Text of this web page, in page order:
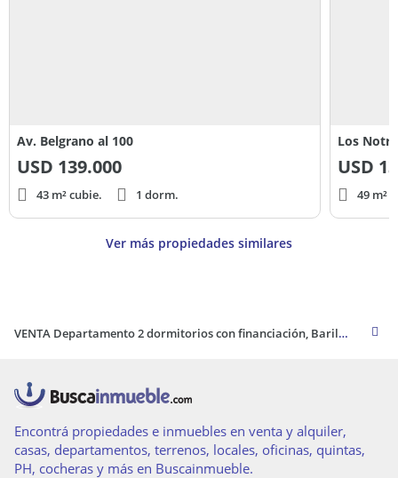
Av. Belgrano al 100
USD 139.000
43 m² cubie. 1 dorm.
Los
USD
49 m²
Ver más propiedades similares
VENTA Departamento 2 dormitorios con financiación, Bariloche centro
Encontrá propiedades e inmuebles en venta y alquiler,
casas, departamentos, terrenos, locales, oficinas, quintas,
PH, cocheras y más en Buscainmueble.